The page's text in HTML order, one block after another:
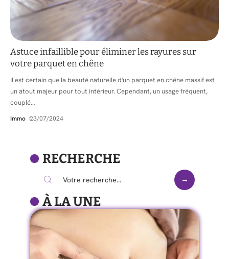
Astuce infaillible pour éliminer les rayures sur
votre parquet en chêne
Il est certain que la beauté naturelle d'un parquet en chêne massif est
un atout majeur pour tout intérieur. Cependant, un usage fréquent,
couplé…
Immo 23/07/2024
RECHERCHE
À LA UNE